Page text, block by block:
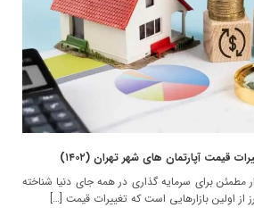
قیمت آپارتمان های شهر تهران (۱۴۰۲)
مطمئن برای سرمایه گذاری در همه جای دنیا شناخته
از اولین بازارهایی است که تغییرات قیمت […]